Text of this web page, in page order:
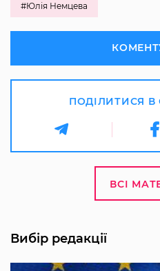
#Юлія Немцева
ПОДІЛИТИСЯ
ВСІ
Вибір редакції